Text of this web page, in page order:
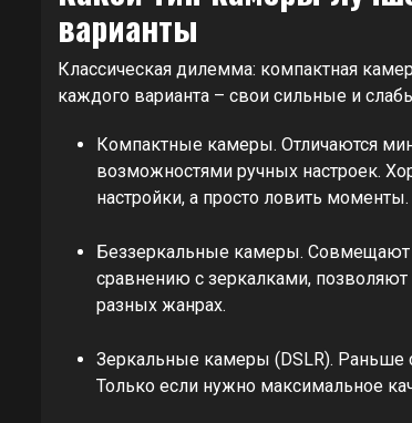
варианты
Классическая дилемма: компактная
каждого варианта – свои сильные и
Компактные камеры. Отличаются
возможностями ручных настроек.
настройки, а просто ловить моменты.
Беззеркальные камеры. Совмещают
сравнению с зеркалками,
разных жанрах.
Зеркальные камеры (DSLR). Раньше
Только если нужно максимальное